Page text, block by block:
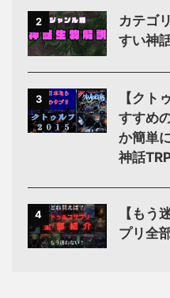
2
カテゴ
すい神
3
【クト
すすめ
か簡単
神話
4
【もう
プリ全